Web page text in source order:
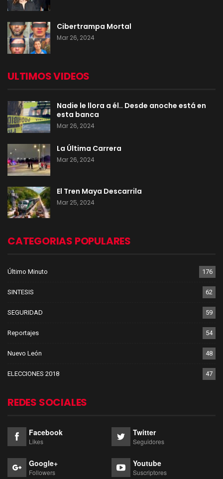
Cibertrampa Mortal
Mar 26, 2024
ULTIMOS VIDEOS
Nadie le llora a él.. Desde anoche está en
esta banca
Mar 26, 2024
La Última Carrera
Mar 26, 2024
El Tren Maya Descarrila
Mar 25, 2024
CATEGORIAS POPULARES
Último Minuto 176
SINTESIS 62
SEGURIDAD 59
Reportajes 54
Nuevo León 48
ELECCIONES 2018 47
REDES SOCIALES
Facebook
Likes
Twitter
Seguidores
Google+
Followers
Youtube
Suscriptores